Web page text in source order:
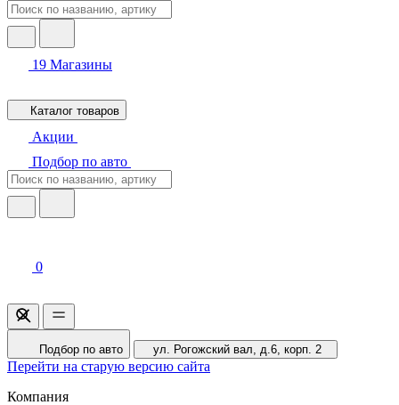
19 Магазины
Каталог товаров
Акции
Подбор по авто
0
Подбор по авто ул. Рогожский вал, д.6, корп. 2
Перейти на старую версию сайта
Компания